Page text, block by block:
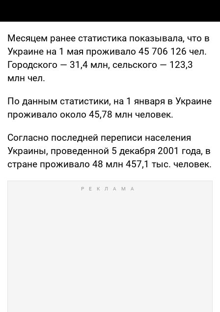
Месяцем ранее статистика показывала, что в
Украине на 1 мая проживало 45 706 126 чел.
Городского — 31,4 млн, сельского — 123,3
млн чел.
По данным статистики, на 1 января в Украине
проживало около 45,78 млн человек.
Согласно последней переписи населения
Украины, проведенной 5 декабря 2001 года, в
стране проживало 48 млн 457,1 тыс. человек.